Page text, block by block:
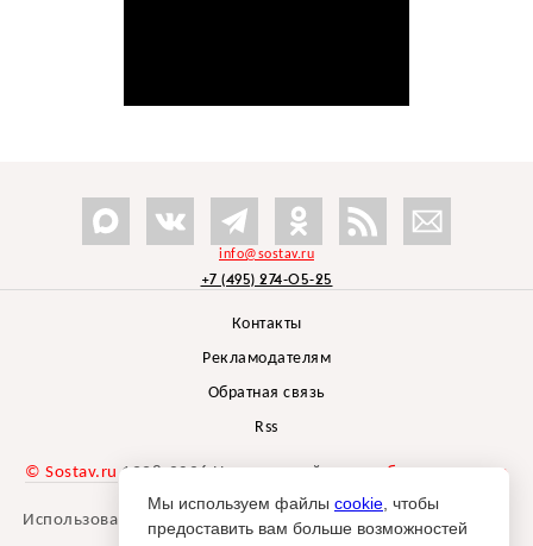
info@sostav.ru
+7 (495) 274-05-25
Контакты
Рекламодателям
Обратная связь
Rss
© Sostav.ru 1998-2026 Независимый проектбрендингового
агентства Depot
Использование материалов Sostav.ru допустимо только при
Мы используем файлы cookie , чтобы
предоставить вам больше возможностей